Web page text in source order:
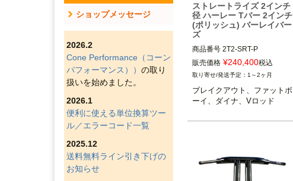
ショップメッセージ
2026.2
Cone Performance（コーン
パフォーマンス）） の取り
扱いを始めました。
2026.1
便利に使える単位換算ツー
ル／エラーコード一覧
2025.12
送料無料ライン引き下げの
お知らせ
ストレートライズ 2インチ
径 ハーレー Tバー 2インチ
(ポリッシュ) バーレイバー
ズ
商品番号 2T2-SRT-P
販売価格 ¥240,400税込
1～2ヶ月
ブレイクアウト、ファットボ
ーイ、ダイナ、Vロッド